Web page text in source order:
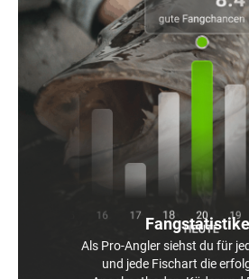
Als Pro-Angler siehst du für
und jede Fischart die